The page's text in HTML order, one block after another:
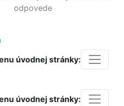
odpovede
úvodnej stránky:
úvodnej stránky: